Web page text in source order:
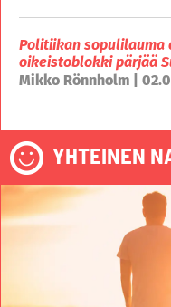
Politiikan sopulilauma
oikeistoblokki pärjää
Mikko Rönnholm |
YHTEINEN